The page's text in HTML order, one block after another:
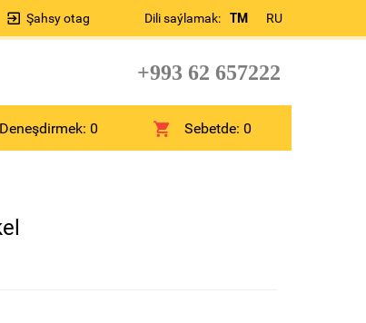
Dili saýlamak: TM RU
Şahsy otag
+993 62 657222
Deneşdirmek: 0 Sebetde:0